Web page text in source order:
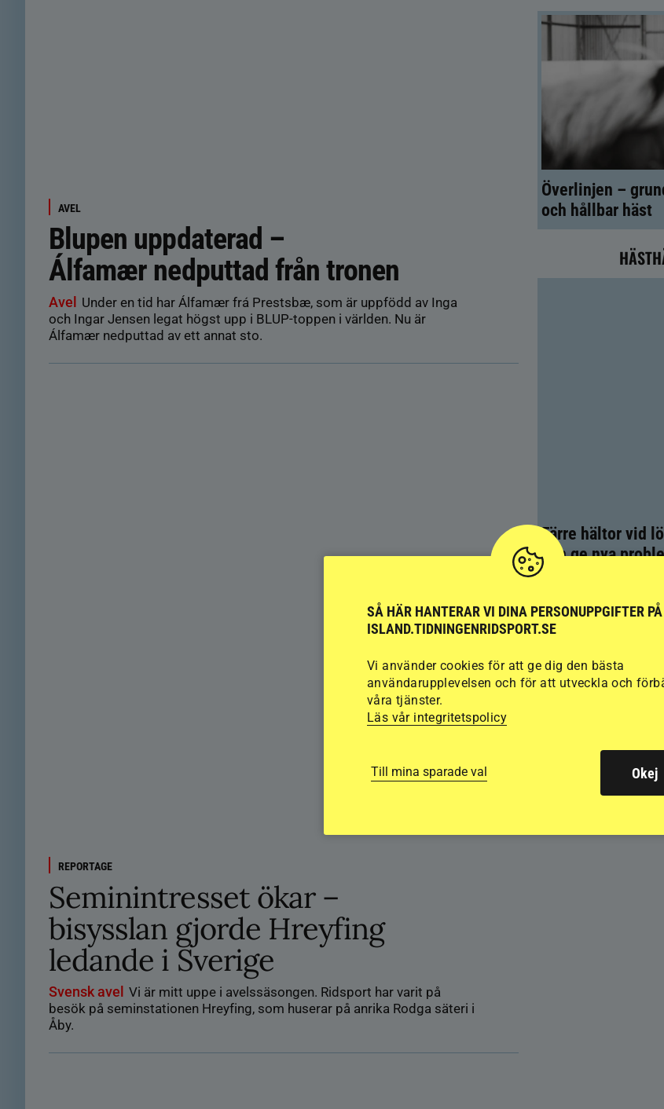
AVEL
Blupen uppdaterad –
Álfamær nedputtad från tronen
Avel
Under en tid har Álfamær frá Prestsbæ, som är uppfödd av Inga
och Ingar Jensen legat högst upp i BLUP-toppen i världen. Nu är
Álfamær nedputtad av ett annat sto.
REPORTAGE
Seminintresset ökar –
bisysslan gjorde Hreyfing
ledande i Sverige
Svensk avel Vi är mitt uppe i avelssäsongen. Ridsport har varit på
besök på seminstationen Hreyfing, som huserar på anrika Rodga säteri i
Åby.
Överlinjen –
och hållbar häst
Färre hältor vid
kan ge nya
SÅ HÄR HANTERAR VI DINA PERSONUPPGIFTER PÅ
ISLAND.TIDNINGENRIDSPORT.SE
Vi använder cookies för att ge dig den bästa
användarupplevelsen och för att utveckla och
våra tjänster.
Läs vår integritetspolicy
Till mina sparade val Okej